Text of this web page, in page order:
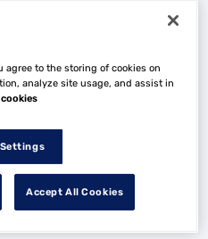
Voir plus
à proximité
agree to the storing of cookies on
analyze site usage, and assist in
Accept All Cookies